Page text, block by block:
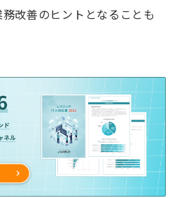
改善のヒントとなることも